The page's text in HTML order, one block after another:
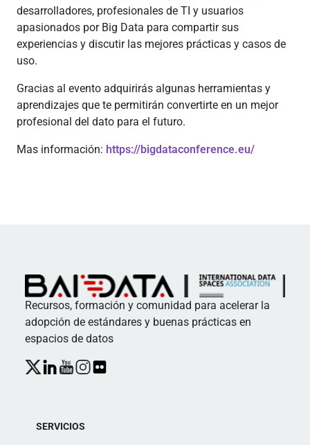
desarrolladores, profesionales de TI y usuarios
apasionados por Big Data para compartir sus
experiencias y discutir las mejores prácticas y casos de
uso.
Gracias al evento adquirirás algunas herramientas y
aprendizajes que te permitirán convertirte en un mejor
profesional del dato para el futuro.
Mas información: https://bigdataconference.eu/
Recursos, formación y comunidad para acelerar la
adopción de estándares y buenas prácticas en
espacios de datos
SERVICIOS